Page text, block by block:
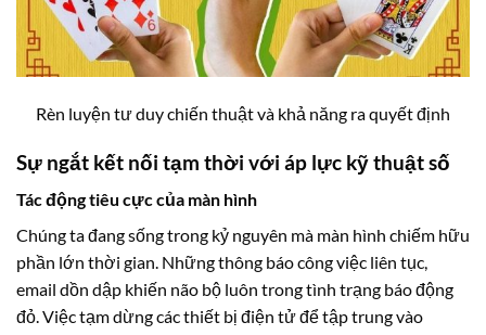
Rèn luyện tư duy chiến thuật và khả năng ra quyết định
Sự ngắt kết nối tạm thời với áp lực kỹ thuật số
Tác động tiêu cực của màn hình
Chúng ta đang sống trong kỷ nguyên mà màn hình chiếm hữu
phần lớn thời gian. Những thông báo công việc liên tục,
email dồn dập khiến não bộ luôn trong tình trạng báo động
đỏ. Việc tạm dừng các thiết bị điện tử để tập trung vào